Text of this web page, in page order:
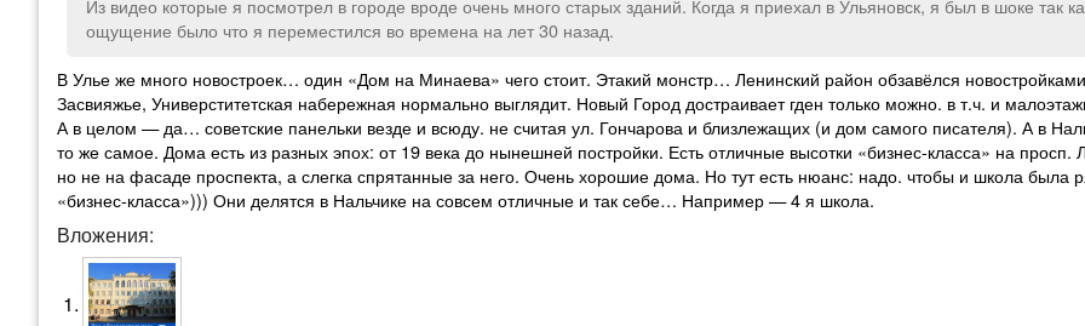
Из видео которые я посмотрел в городе вроде очень много старых зданий. Когда я приехал в Ульяновск, я был в шоке так
ощущение было что я переместился во времена на лет 30 назад.
В Улье же много новостроек… один «Дом на Минаева» чего стоит. Этакий монстр… Ленинский район обзавёлся
Засвияжье, Универститетская набережная нормально выглядит. Новый Город достраивает гден только можно. в т.ч. и
А в целом — да… советские панельки везде и всюду. не считая ул. Гончарова и близлежащих (и дом самого писателя). А в
то же самое. Дома есть из разных эпох: от 19 века до нынешней постройки. Есть отличные высотки «бизнес-класса» на просп.
но не на фасаде проспекта, а слегка спрятанные за него. Очень хорошие дома. Но тут есть нюанс: надо. чтобы и школа была
«бизнес-класса»))) Они делятся в Нальчике на совсем отличные и так себе… Например — 4 я школа.
Вложения: